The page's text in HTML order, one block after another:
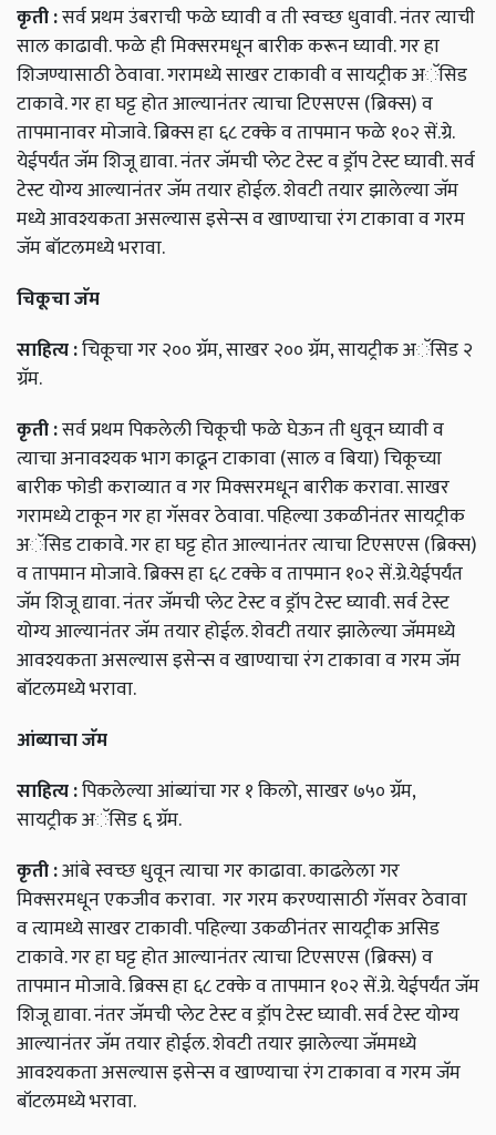
कृती:सर्व प्रथम उंबराची फळे घ्यावी व ती स्वच्छ धुवावी. नंतर त्याची
साल काढावी. फळे ही मिक्‍सरमधून बारीक करून घ्यावी. गर हा
शिजण्यासाठी ठेवावा. गरामध्ये साखर टाकावी व सायट्रीक अॅसिड
टाकावे. गर हा घट्ट होत आल्यानंतर त्याचा टिएसएस (ब्रिक्स) व
तापमानावर मोजावे. ब्रिक्स हा ६८ टक्के व तापमान फळे १०२ सें.ग्रे.
येईपर्यंत जॅम शिजू द्यावा. नंतर जॅमची प्लेट टेस्ट व ड्रॉप टेस्ट घ्यावी. सर्व
टेस्ट योग्य आल्यानंतर जॅम तयार होईल. शेवटी तयार झालेल्या जॅम
मध्ये आवश्यकता असल्यास इसेन्स व खाण्याचा रंग टाकावा व गरम
जॅम बॉटलमध्ये भरावा.
चिकूचाजॅम
साहित्य:चिकूचा गर २०० ग्रॅम, साखर २०० ग्रॅम, सायट्रीक अॅसिड २
ग्रॅम.
कृती:सर्व प्रथम पिकलेली चिकूची फळे घेऊन ती धुवून घ्यावी व
त्याचा अनावश्यक भाग काढून टाकावा (साल व बिया) चिकूच्या
बारीक फोडी कराव्यात व गर मिक्‍सरमधून बारीक करावा. साखर
गरामध्ये टाकून गर हा गॅसवर ठेवावा. पहिल्या उकळीनंतर सायट्रीक
अॅसिड टाकावे. गर हा घट्ट होत आल्यानंतर त्याचा टिएसएस (ब्रिक्स)
व तापमान मोजावे. ब्रिक्स हा ६८ टक्के व तापमान १०२ सें.ग्रे.येईपर्यंत
जॅम शिजू द्यावा. नंतर जॅमची प्लेट टेस्ट व ड्रॉप टेस्ट घ्यावी. सर्व टेस्ट
योग्य आल्यानंतर जॅम तयार होईल. शेवटी तयार झालेल्या जॅममध्ये
आवश्यकता असल्यास इसेन्स व खाण्याचा रंग टाकावा व गरम जॅम
बॉटलमध्ये भरावा.
आंब्याचाजॅम
साहित्य:पिकलेल्या आंब्यांचा गर १ किलो, साखर ७५० ग्रॅम,
सायट्रीक अॅसिड ६ ग्रॅम.
कृती:आंबे स्वच्छ धुवून त्याचा गर काढावा. काढलेला गर
मिक्‍सरमधून एकजीव करावा. गर गरम करण्यासाठी गॅसवर ठेवावा
व त्यामध्ये साखर टाकावी. पहिल्या उकळीनंतर सायट्रीक असिड
टाकावे. गर हा घट्ट होत आल्यानंतर त्याचा टिएसएस (ब्रिक्स) व
तापमान मोजावे. ब्रिक्स हा ६८ टक्के व तापमान १०२ सें.ग्रे. येईपर्यंत जॅम
शिजू द्यावा. नंतर जॅमची प्लेट टेस्ट व ड्रॉप टेस्ट घ्यावी. सर्व टेस्ट योग्य
आल्यानंतर जॅम तयार होईल. शेवटी तयार झालेल्या जॅममध्ये
आवश्यकता असल्यास इसेन्स व खाण्याचा रंग टाकावा व गरम जॅम
बॉटलमध्ये भरावा.